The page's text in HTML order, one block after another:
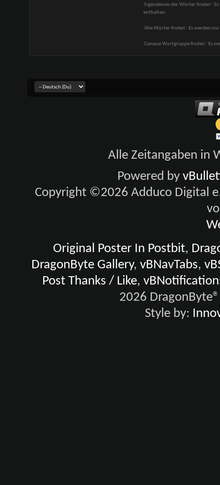
'Irgendeines der Wörter finden':
enthalten.
'Alle Wörter finden': Es werden
'Genaue Wortgruppe finden': Es
Alle Zeitangaben in
Powered by
Copyright ©2026 Adduco Digital
Original Poster In Postbit,
DragonByte Gallery,vBNavTabs,
Post Thanks / Like,
2026
Style by: